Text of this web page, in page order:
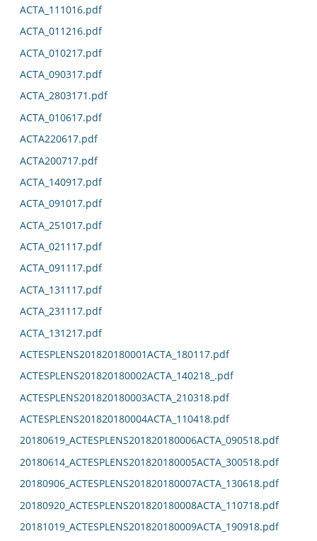
ACTA_111016.pdf
ACTA_011216.pdf
ACTA_010217.pdf
ACTA_090317.pdf
ACTA_2803171.pdf
ACTA_010617.pdf
ACTA220617.pdf
ACTA200717.pdf
ACTA_140917.pdf
ACTA_091017.pdf
ACTA_251017.pdf
ACTA_021117.pdf
ACTA_091117.pdf
ACTA_131117.pdf
ACTA_231117.pdf
ACTA_131217.pdf
ACTESPLENS201820180001ACTA_180117.pdf
ACTESPLENS201820180002ACTA_140218_.pdf
ACTESPLENS201820180003ACTA_210318.pdf
ACTESPLENS201820180004ACTA_110418.pdf
20180619_ACTESPLENS201820180006ACTA_090518.pdf
20180614_ACTESPLENS201820180005ACTA_300518.pdf
20180906_ACTESPLENS201820180007ACTA_130618.pdf
20180920_ACTESPLENS201820180008ACTA_110718.pdf
20181019_ACTESPLENS201820180009ACTA_190918.pdf